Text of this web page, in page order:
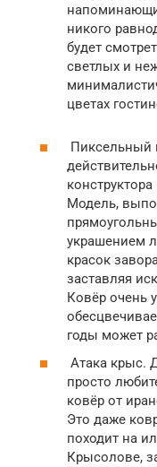
никого
будет
светлых и
цветах
Пиксельный
Модель,
украшением
красок
заставляя
Ковёр очень
годы может
Атака крыс.
просто
ковёр от
Это даже
походит на
Крысолове,